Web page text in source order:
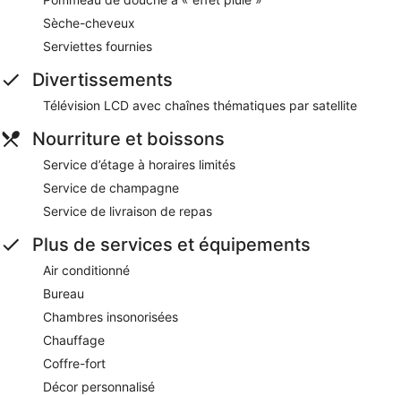
Sèche-cheveux
Serviettes fournies
Divertissements
Télévision LCD avec chaînes thématiques par satellite
Nourriture et boissons
Service d’étage à horaires limités
Service de champagne
Service de livraison de repas
Plus de services et équipements
Air conditionné
Bureau
Chambres insonorisées
Chauffage
Coffre-fort
Décor personnalisé